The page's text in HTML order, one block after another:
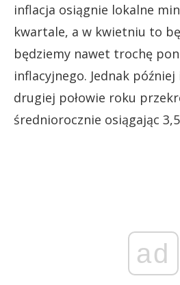
inflacja osiągnie lokalne
kwartale, a w kwietniu to
będziemy nawet trochę
inflacyjnego. Jednak
drugiej połowie roku
średniorocznie osiągając
ad